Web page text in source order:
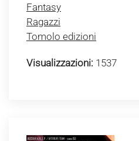
Fantasy
Ragazzi
Tomolo edizioni
Visualizzazioni: 1537